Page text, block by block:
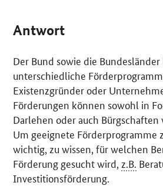
Antwort
Der Bund sowie die
unterschiedliche
Existenzgründer oder
Förderungen können sowohl in
Darlehen oder auch
Um geeignete Förderprogramme
wichtig, zu wissen, für welchen
Förderung gesucht wird, z.B.
Investitionsförderung.